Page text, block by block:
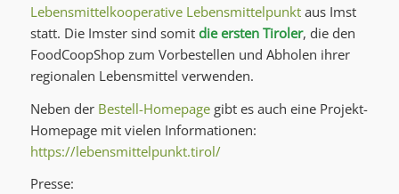
Lebensmittelkooperative Lebensmittelpunktaus Imst
statt. Die Imster sind somit die ersten Tiroler, die den
FoodCoopShop zum Vorbestellen und Abholen ihrer
regionalen Lebensmittel verwenden.
Neben der Bestell-Homepagegibt es auch eine Projekt-
Homepage mit vielen Informationen:
https://lebensmittelpunkt.tirol/
Presse: